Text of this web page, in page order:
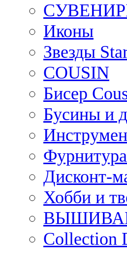
Иконы
Звезды
COUSIN
Бисер
Бусины и
Дисконт-
Хобби и
Collection